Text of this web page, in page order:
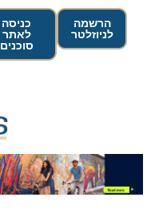
הרשמה
לניוזלטר
כניסה
לאתר
סוכנים